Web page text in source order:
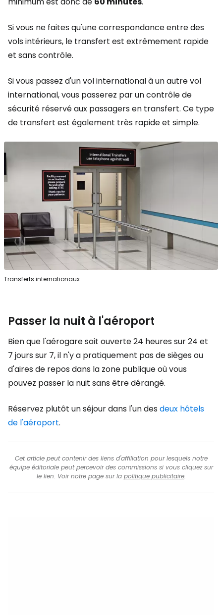
Si vous ne faites qu'une correspondance entre des
vols intérieurs, le transfert est extrêmement rapide
et sans contrôle.
Si vous passez d'un vol international à un autre vol
international, vous passerez par un contrôle de
sécurité réservé aux passagers en transfert. Ce type
de transfert est également très rapide et simple.
Transferts internationaux
Passer la nuit à l'aéroport
Bien que l'aérogare soit ouverte 24 heures sur 24 et
7 jours sur 7, il n'y a pratiquement pas de sièges ou
d'aires de repos dans la zone publique où vous
pouvez passer la nuit sans être dérangé.
Réservez plutôt un séjour dans l'un desdeux hôtels
de l'aéroport.
Cet article peut contenir des liens d'affiliation pour lesquels notre
équipe éditoriale peut percevoir des commissions si vous cliquez sur
le lien. Voir notre page sur la politique publicitaire.